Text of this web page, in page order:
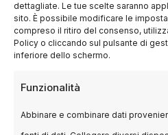
dettagliate. Le tue scelte saranno
sito. È possibile modificare le
compreso il ritiro del consenso,
Policy o cliccando sul pulsante di
inferiore dello schermo.
Funzionalità
Abbinare e combinare dati
Netflix acquisisce i
per la FIFA